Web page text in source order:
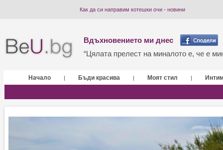
Как да си направим котешки очи - новини
Вдъхновението ми днес
“Цялата прелест на миналото е, че е
Начало | Бъди красива | Моят стил |